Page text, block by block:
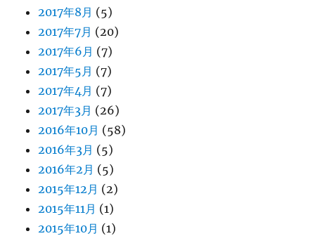
2017年8月 (5)
2017年7月 (20)
2017年6月 (7)
2017年5月 (7)
2017年4月 (7)
2017年3月 (26)
2016年10月 (58)
2016年3月 (5)
2016年2月 (5)
2015年12月 (2)
2015年11月 (1)
2015年10月 (1)